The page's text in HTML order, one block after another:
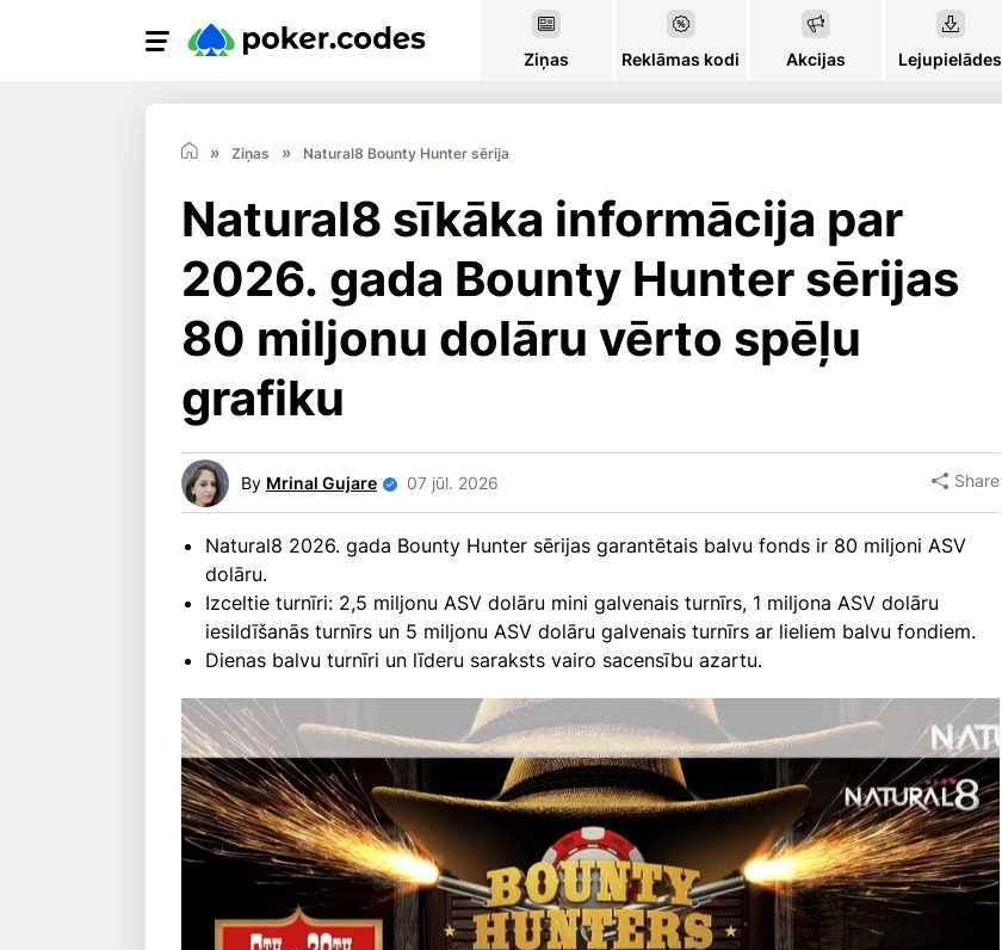
Ziņas Reklāmas kodi Akcijas Lejupielādes
Ziņas Natural8 Bounty Hunter sērija
Natural8 sīkāka informācija par
2026. gada Bounty Hunter sērijas
80 miljonu dolāru vērto spēļu
grafiku
By Mrinal Gujare 07 jūl. 2026 Share
Natural8 2026. gada Bounty Hunter sērijas garantētais balvu fonds ir 80 miljoni ASV
dolāru.
Izceltie turnīri: 2,5 miljonu ASV dolāru mini galvenais turnīrs, 1 miljona ASV dolāru
iesildīšanās turnīrs un 5 miljonu ASV dolāru galvenais turnīrs ar lieliem balvu fondiem.
Dienas balvu turnīri un līderu saraksts vairo sacensību azartu.